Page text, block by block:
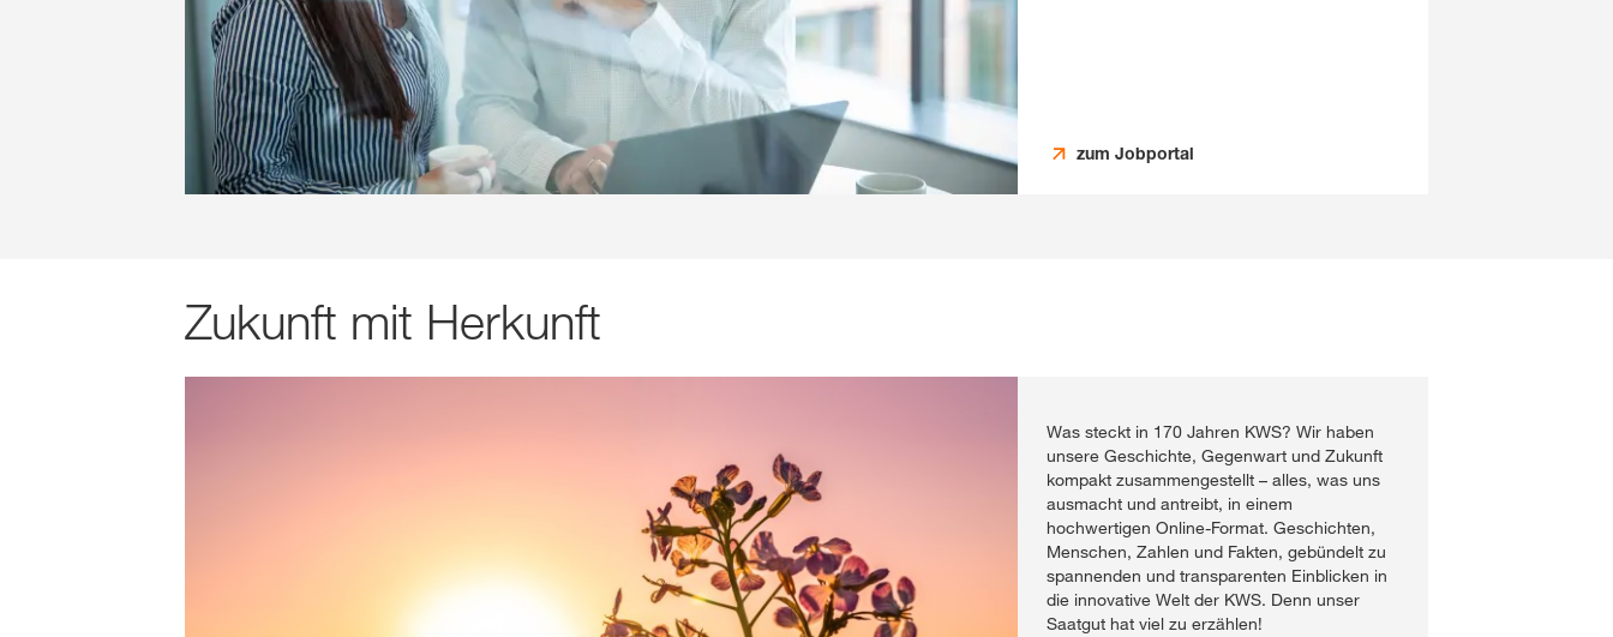
zum Jobportal
Zukunft mit Herkunft
Was steckt in 170 Jahren KWS? Wir haben
unsere Geschichte, Gegenwart und Zukunft
kompakt zusammengestellt – alles, was uns
ausmacht und antreibt, in einem
hochwertigen Online-Format. Geschichten,
Menschen, Zahlen und Fakten, gebündelt zu
spannenden und transparenten Einblicken in
die innovative Welt der KWS. Denn unser
Saatgut hat viel zu erzählen!